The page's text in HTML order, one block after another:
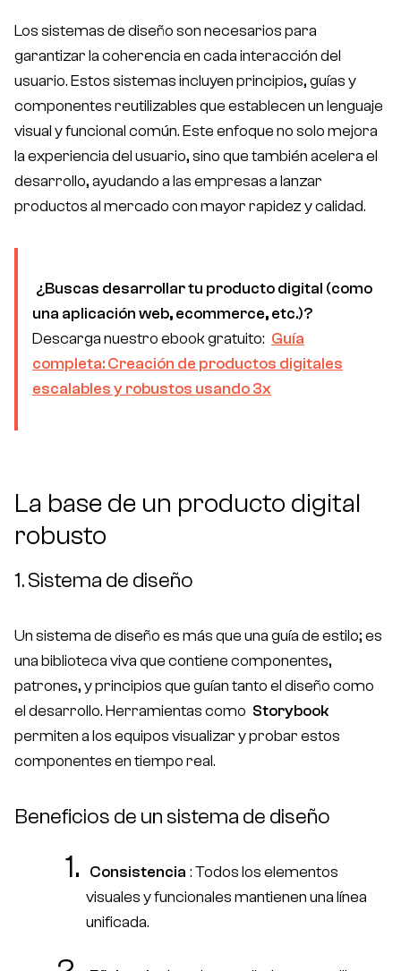
Los sistemas de diseño son necesarios para
garantizar la coherencia en cada interacción del
usuario. Estos sistemas incluyen principios, guías y
componentes reutilizables que establecen un lenguaje
visual y funcional común. Este enfoque no solo mejora
la experiencia del usuario, sino que también acelera el
desarrollo, ayudando a las empresas a lanzar
productos al mercado con mayor rapidez y calidad.
¿Buscas desarrollar tu producto digital (como
una aplicación web, ecommerce, etc.)?
Descarga nuestro ebook gratuito: Guía
completa: Creación de productos digitales
escalables y robustos usando 3x
La base de un producto digital
robusto
1. Sistema de diseño
Un sistema de diseño es más que una guía de estilo; es
una biblioteca viva que contiene componentes,
patrones, y principios que guían tanto el diseño como
el desarrollo. Herramientas como Storybook
permiten a los equipos visualizar y probar estos
componentes en tiempo real.
Beneficios de un sistema de diseño
Consistencia : Todos los elementos
visuales y funcionales mantienen una línea
unificada.